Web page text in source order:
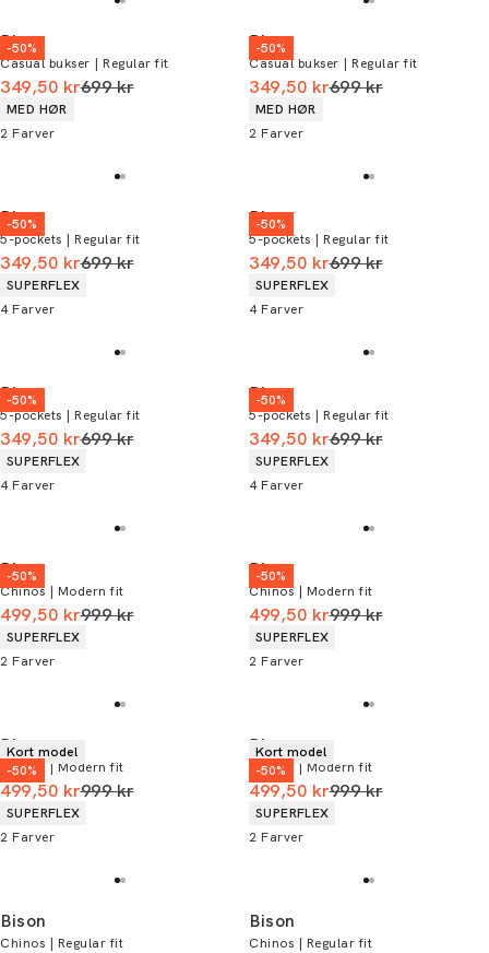
-50%
Bison
Casual bukser | Regular fit
349,50 krI alt (uden rabat)
699 kr
Produkt egenskaber
MED HØR
2 Farver
-50%
Bison
Casual bukser | Regular fit
349,50 krI alt (uden rabat)
699 kr
Produkt egenskaber
MED HØR
2 Farver
-50%
Bison
5-pockets | Regular fit
349,50 krI alt (uden rabat)
699 kr
Produkt egenskaber
SUPERFLEX
4 Farver
-50%
Bison
5-pockets | Regular fit
349,50 krI alt (uden rabat)
699 kr
Produkt egenskaber
SUPERFLEX
4 Farver
-50%
Bison
5-pockets | Regular fit
349,50 krI alt (uden rabat)
699 kr
Produkt egenskaber
SUPERFLEX
4 Farver
-50%
Bison
5-pockets | Regular fit
349,50 krI alt (uden rabat)
699 kr
Produkt egenskaber
SUPERFLEX
4 Farver
-50%
Bison
Chinos | Modern fit
499,50 krI alt (uden rabat)
999 kr
Produkt egenskaber
SUPERFLEX
2 Farver
-50%
Bison
Chinos | Modern fit
499,50 krI alt (uden rabat)
999 kr
Produkt egenskaber
SUPERFLEX
2 Farver
Kort model
-50%
Bison
Chinos | Modern fit
499,50 krI alt (uden rabat)
999 kr
Produkt egenskaber
SUPERFLEX
2 Farver
Kort model
-50%
Bison
Chinos | Modern fit
499,50 krI alt (uden rabat)
999 kr
Produkt egenskaber
SUPERFLEX
2 Farver
Bison
Chinos | Regular fit
Bison
Chinos | Regular fit